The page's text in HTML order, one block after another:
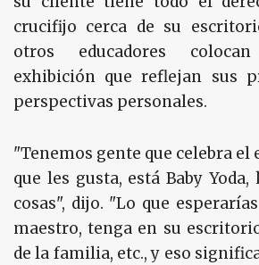
crucifijo cerca de su
otros educadores
exhibición que reflejan sus
perspectivas personales.
"Tenemos gente que celebra
que les gusta, está Baby
cosas", dijo. "Lo que
maestro, tenga en su
de la familia, etc., y eso